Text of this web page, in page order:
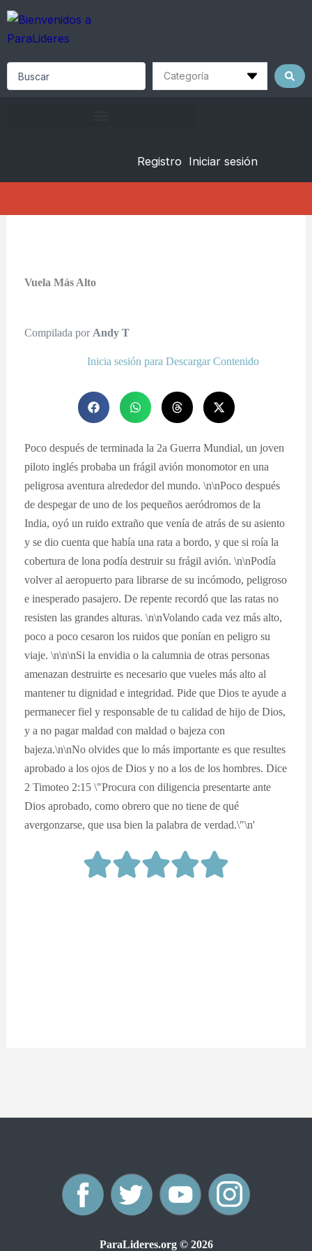
Skip
content
Registro Iniciar sesión
Vuela Más Alto
Compilada por Andy T
Inicia sesión para Descargar Contenido
Poco después de terminada la 2a Guerra Mundial, un joven
piloto inglés probaba un frágil avión monomotor en una
peligrosa aventura alrededor del mundo. \n\nPoco después
de despegar de uno de los pequeños aeródromos de la
India, oyó un ruido extraño que venía de atrás de su asiento
y se dio cuenta que había una rata a bordo, y que si roía la
cobertura de lona podía destruir su frágil avión. \n\nPodía
volver al aeropuerto para librarse de su incómodo, peligroso
e inesperado pasajero. De repente recordó que las ratas no
resisten las grandes alturas. \n\nVolando cada vez más alto,
poco a poco cesaron los ruidos que ponían en peligro su
viaje. \n\n\nSi la envidia o la calumnia de otras personas
amenazan destruirte es necesario que vueles más alto al
mantener tu dignidad e integridad. Pide que Dios te ayude a
permanecer fiel y responsable de tu calidad de hijo de Dios,
y a no pagar maldad con maldad o bajeza con
bajeza.\n\nNo olvides que lo más importante es que resultes
aprobado a los ojos de Dios y no a los de los hombres. Dice
2 Timoteo 2:15 \"Procura con diligencia presentarte ante
Dios aprobado, como obrero que no tiene de qué
avergonzarse, que usa bien la palabra de verdad.\"\n'
ParaLideres.org © 2026
F
a
T
w
Y
o
I